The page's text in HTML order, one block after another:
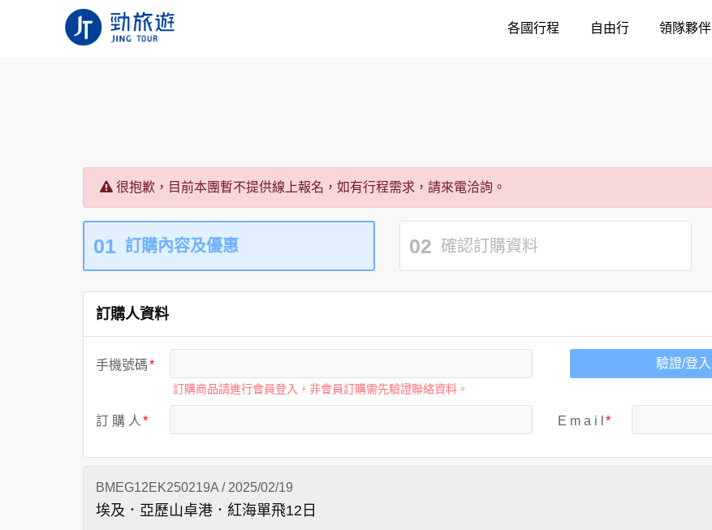
各國行程 自由行 領隊夥伴
很抱歉，目前本團暫不提供線上報名，如有行程需求，請來電洽詢。
01 訂購內容及優惠 02 確認訂購資料
訂購人資料
手機號碼
訂購商品請進行會員登入，非會員訂購需先驗證聯絡資料。
驗證/登入
訂 購 人 E m a i l
BMEG12EK250219A / 2025/02/19
埃及．亞歷山卓港．紅海單飛12日